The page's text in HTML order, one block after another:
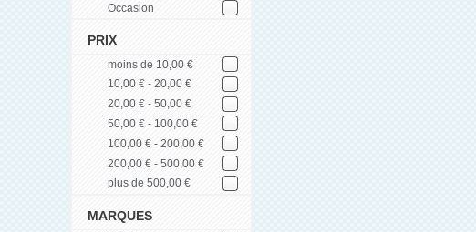
Occasion
PRIX
moins de 10,00 €
10,00 € - 20,00 €
20,00 € - 50,00 €
50,00 € - 100,00 €
100,00 € - 200,00 €
200,00 € - 500,00 €
plus de 500,00 €
MARQUES